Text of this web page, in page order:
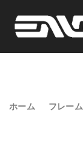
content
ホーム フレーム